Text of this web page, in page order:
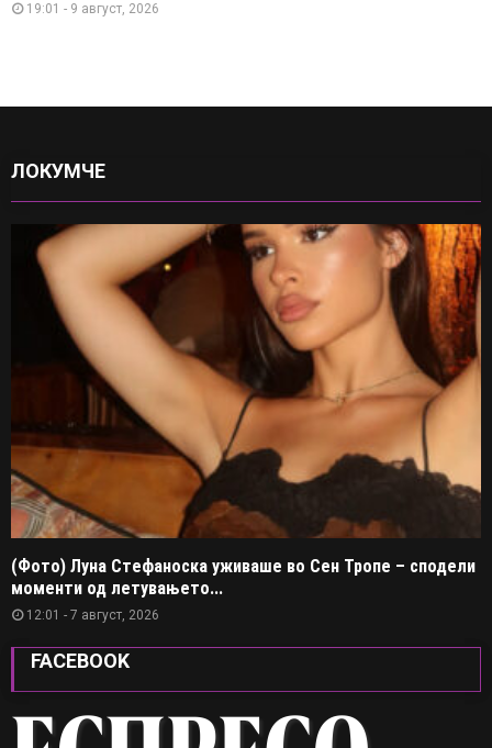
19:01 - 9 август, 2026
ЛОКУМЧЕ
(Фото) Луна Стефаноска уживаше во Сен Тропе – сподели
моменти од летувањето...
12:01 - 7 август, 2026
FACEBOOK